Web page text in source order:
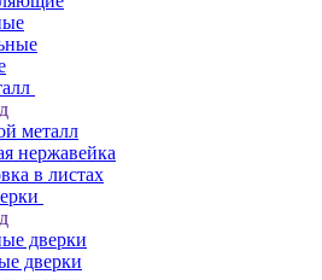
металл
нержавейка
в листах
дверки
дверки